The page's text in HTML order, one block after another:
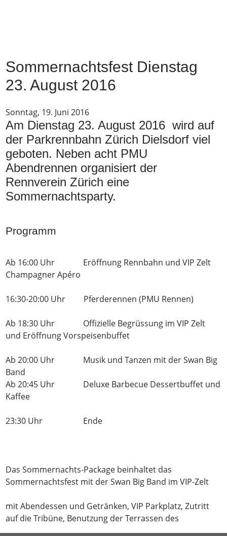
Sommernachtsfest Dienstag
23. August 2016
Sonntag, 19. Juni 2016
Am Dienstag 23. August 2016 wird auf
der Parkrennbahn Zürich Dielsdorf viel
geboten. Neben acht PMU
Abendrennen organisiert der
Rennverein Zürich eine
Sommernachtsparty.
Programm
Ab 16:00 Uhr Eröffnung Rennbahn und VIP Zelt
Champagner Apéro
16:30-20:00 Uhr Pferderennen (PMU Rennen)
Ab 18:30 Uhr Offizielle Begrüssung im VIP Zelt
und Eröffnung Vorspeisenbuffet
Ab 20:00 Uhr Musik und Tanzen mit der Swan Big
Band
Ab 20:45 Uhr Deluxe Barbecue Dessertbuffet und
Kaffee
23:30 Uhr Ende
Das Sommernachts-Package beinhaltet das
Sommernachtsfest mit der Swan Big Band im VIP-Zelt
mit Abendessen und Getränken, VIP Parkplatz, Zutritt
auf die Tribüne, Benutzung der Terrassen des